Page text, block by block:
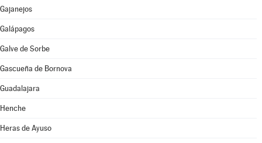
Gajanejos
Galápagos
Galve de Sorbe
Gascueña de Bornova
Guadalajara
Henche
Heras de Ayuso